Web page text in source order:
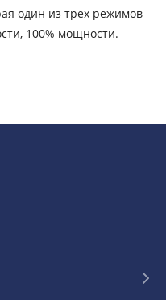
один из трех режимов
100% мощности.